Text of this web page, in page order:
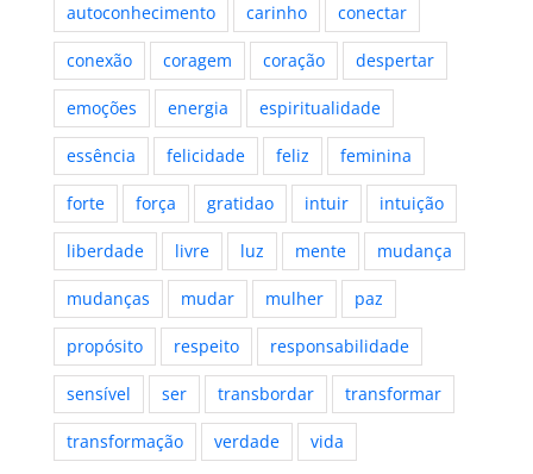
autoconhecimento carinho conectar
conexão coragem coração despertar
emoções energia espiritualidade
essência felicidade feliz feminina
forte força gratidao intuir intuição
liberdade livre luz mente mudança
mudanças mudar mulher paz
propósito respeito responsabilidade
sensível ser transbordar transformar
transformação verdade vida